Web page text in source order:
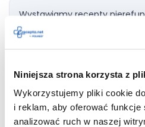
Niniejsza strona korzysta z
Wykorzystujemy pliki cookie
i reklam, aby oferować funkcje
analizować ruch w naszej
Wystawiamy recepty
Maksymalnie 4 leki na jednej
Hitaxa